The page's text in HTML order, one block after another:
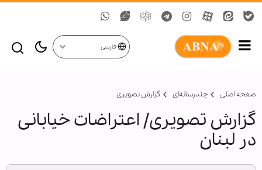
فارسی
صفحه اصلی چندرسانه‌ای گزارش تصويری
گزارش تصویری/ اعتراضات خیابانی
در لبنان